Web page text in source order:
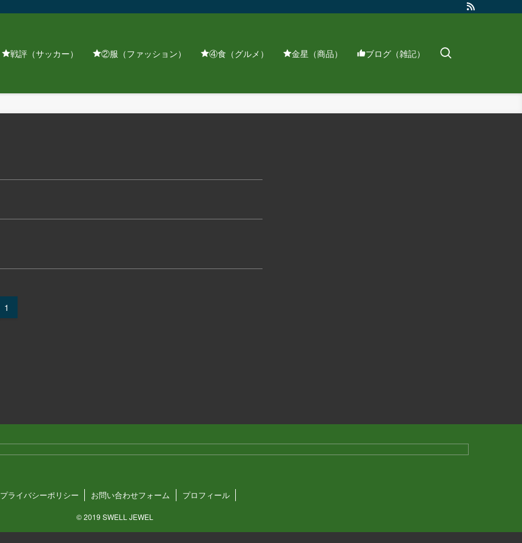
戦評（サッカー） ②服（ファッション） ④食（グルメ） 金星（商品） ブログ（雑記）
1
プライバシーポリシー お問い合わせフォーム プロフィール
©2019 SWELL JEWEL